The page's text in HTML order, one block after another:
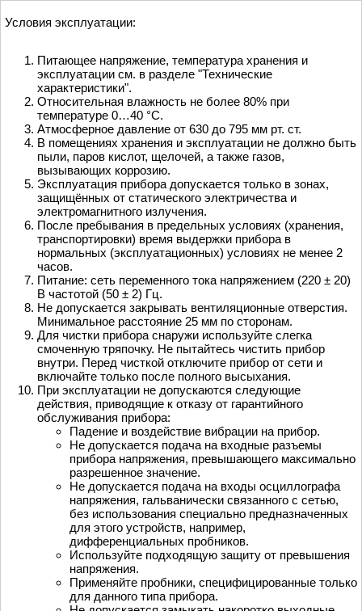
Условия эксплуатации:
Питающее напряжение, температура хранения и
эксплуатации см. в разделе "Технические
характеристики".
Относительная влажность не более 80% при
температуре 0…40 °С.
Атмосферное давление от 630 до 795 мм рт. ст.
В помещениях хранения и эксплуатации не должно быть
пыли, паров кислот, щелочей, а также газов,
вызывающих коррозию.
Эксплуатация прибора допускается только в зонах,
защищённых от статического электричества и
электромагнитного излучения.
После пребывания в предельных условиях (хранения,
транспортировки) время выдержки прибора в
нормальных (эксплуатационных) условиях не менее 2
часов.
Питание: сеть переменного тока напряжением (220 ± 20)
В частотой (50 ± 2) Гц.
Не допускается закрывать вентиляционные отверстия.
Минимальное расстояние 25 мм по сторонам.
Для чистки прибора снаружи используйте слегка
смоченную тряпочку. Не пытайтесь чистить прибор
внутри. Перед чисткой отключите прибор от сети и
включайте только после полного высыхания.
При эксплуатации не допускаются следующие
действия, приводящие к отказу от гарантийного
обслуживания прибора:
Падение и воздействие вибрации на прибор.
Не допускается подача на входные разъемы
прибора напряжения, превышающего максимально
разрешенное значение.
Не допускается подача на входы осциллографа
напряжения, гальванически связанного с сетью,
без использования специально предназначенных
для этого устройств, например,
дифференциальных пробников.
Используйте подходящую защиту от превышения
напряжения.
Применяйте пробники, специфицированные только
для данного типа прибора.